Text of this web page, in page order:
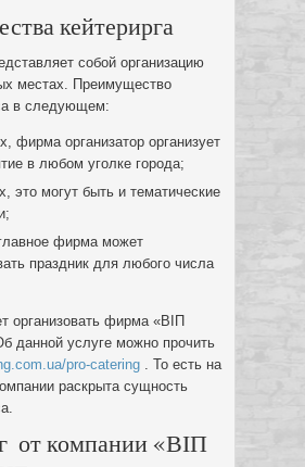
кейтерирга
собой организацию
местах. Преимущество
в следующем:
фирма организатор организует
в любом уголке города;
это могут быть и тематические
фирма может
праздник для любого числа
организовать фирма «ВІП
данной услуге можно прочить
pro-catering . То есть на
раскрыта сущность
от компании «ВІП